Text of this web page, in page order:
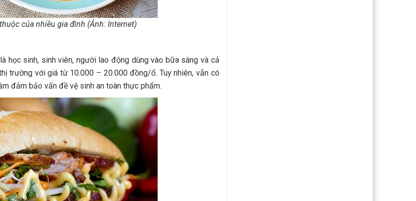
của nhiều gia đình (Ảnh: Internet)
học sinh, sinh viên, người lao động dùng vào bữa sáng và cả
trường với giá từ 10.000 – 20.000 đồng/ổ. Tuy nhiên, vẫn có
đảm bảo vấn đề vệ sinh an toàn thực phẩm.